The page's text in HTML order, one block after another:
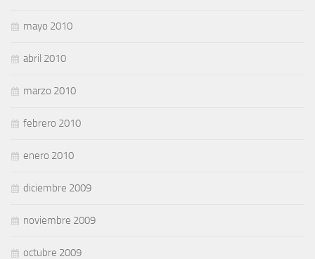
mayo 2010
abril 2010
marzo 2010
febrero 2010
enero 2010
diciembre 2009
noviembre 2009
octubre 2009